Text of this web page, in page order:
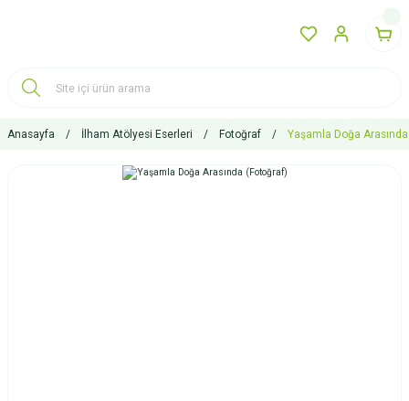
Anasayfa İlham Atölyesi Eserleri Fotoğraf Yaşamla Doğa